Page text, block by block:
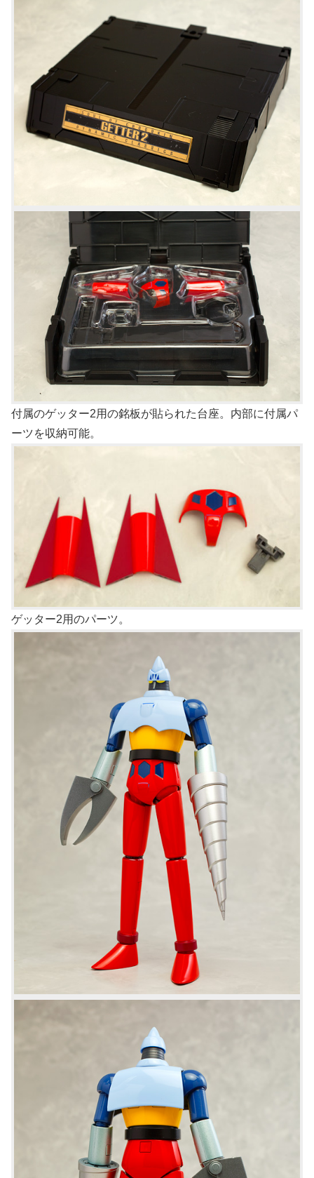
付属のゲッター2用の銘板が貼られた台座。内部に付属パ
ーツを収納可能。
ゲッター2用のパーツ。